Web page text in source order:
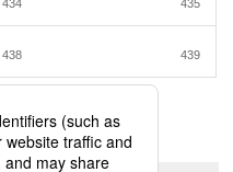
434 435
438 439
3